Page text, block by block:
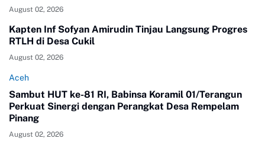
August 02, 2026
Kapten Inf Sofyan Amirudin Tinjau Langsung Progres
RTLH di Desa Cukil
August 02, 2026
Aceh
Sambut HUT ke-81 RI, Babinsa Koramil 01/Terangun
Perkuat Sinergi dengan Perangkat Desa Rempelam
Pinang
August 02, 2026